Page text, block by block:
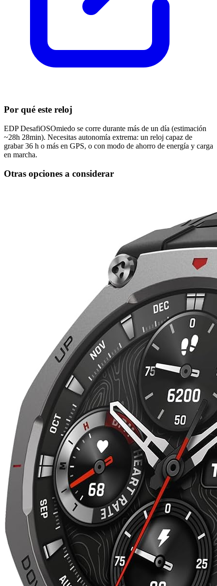
Por qué este reloj
EDP DesafiOSOmiedo se corre durante más de un día (estimación
~28h 28min). Necesitas autonomía extrema: un reloj capaz de
grabar 36 h o más en GPS, o con modo de ahorro de energía y carga
en marcha.
Otras opciones a considerar